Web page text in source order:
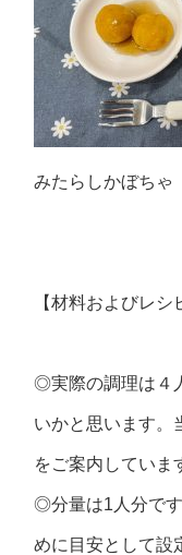
みたらしかぼちゃ
【材料およびレシ
◎実際の調理は４
いかと思います。
をご案内していま
◎分量は1人分で
めに目安として設